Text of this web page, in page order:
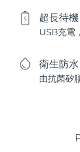
超長待機
USB充電
衛生防水
由抗菌矽